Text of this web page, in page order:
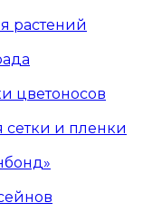
растений
цветоносов
и пленки